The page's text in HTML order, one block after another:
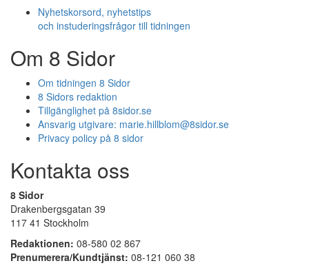
Nyhetskorsord, nyhetstips
och instuderingsfrågor till tidningen
Om 8 Sidor
Om tidningen 8 Sidor
8 Sidors redaktion
Tillgänglighet på 8sidor.se
Ansvarig utgivare: marie.hillblom@8sidor.se
Privacy policy på 8 sidor
Kontakta oss
8 Sidor
Drakenbergsgatan 39
117 41 Stockholm
Redaktionen: 08-580 02 867
Prenumerera/Kundtjänst: 08-121 060 38